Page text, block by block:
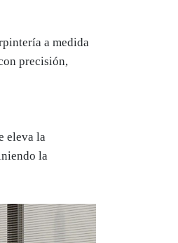
a medida
precisión,
eleva la
la